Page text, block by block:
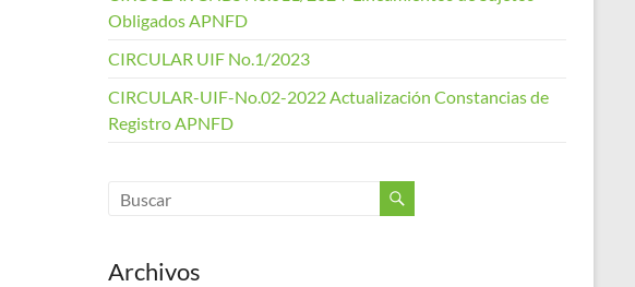
Obligados APNFD
CIRCULAR UIF No.1/2023
CIRCULAR-UIF-No.02-2022 Actualización Constancias de
Registro APNFD
Archivos